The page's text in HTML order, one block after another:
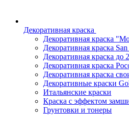
Декоративная краска
Декоративная краска
Декоративная краска
Декоративная краска до
Декоративная краска
Декоративная краска
Декоративные краски
Итальянские краски
Краска с эффектом
Грунтовки и тонеры